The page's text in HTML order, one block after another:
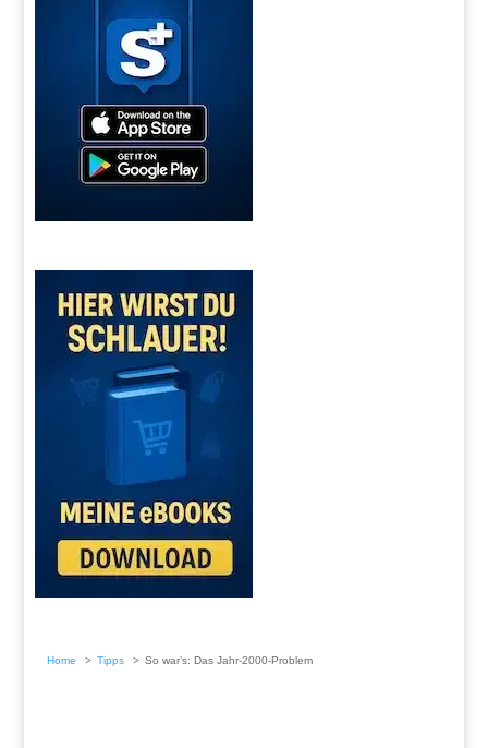
Home Tipps So war’s: Das Jahr-2000-Problem